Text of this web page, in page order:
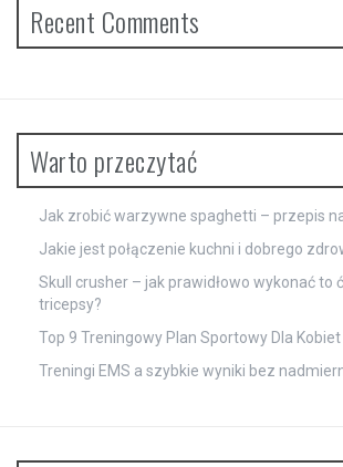
Recent Comments
Warto przeczytać
Jak zrobić warzywne spaghetti – przepis
Jakie jest połączenie kuchni i dobrego
Skull crusher – jak prawidłowo wykonać to
tricepsy?
Top 9 Treningowy Plan Sportowy Dla Kobiet
Treningi EMS a szybkie wyniki bez